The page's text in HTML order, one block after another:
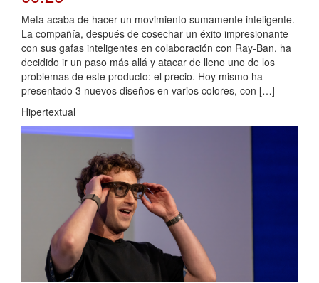
Meta acaba de hacer un movimiento sumamente inteligente.
La compañía, después de cosechar un éxito impresionante
con sus gafas inteligentes en colaboración con Ray-Ban, ha
decidido ir un paso más allá y atacar de lleno uno de los
problemas de este producto: el precio. Hoy mismo ha
presentado 3 nuevos diseños en varios colores, con […]
Hipertextual